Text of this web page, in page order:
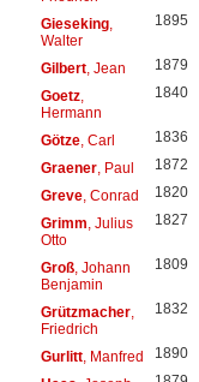
Gieseking,
Walter
1895
Gilbert, Jean 1879
Goetz,
Hermann
1840
Götze, Carl 1836
Graener, Paul 1872
Greve, Conrad 1820
Grimm , Julius
Otto
1827
Groß, Johann
Benjamin
1809
Grützmacher,
Friedrich
1832
Gurlitt, Manfred 1890